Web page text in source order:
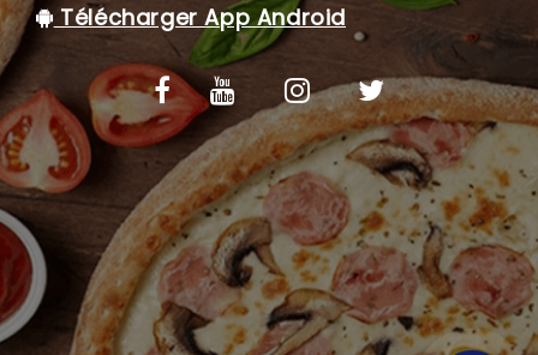
Télécharger App Android